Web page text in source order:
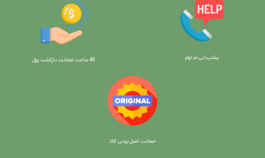
پشتیبانی مداوم 48 ساعت ضمانت بازگش ت پول
ضمانت اصل بودن کالا